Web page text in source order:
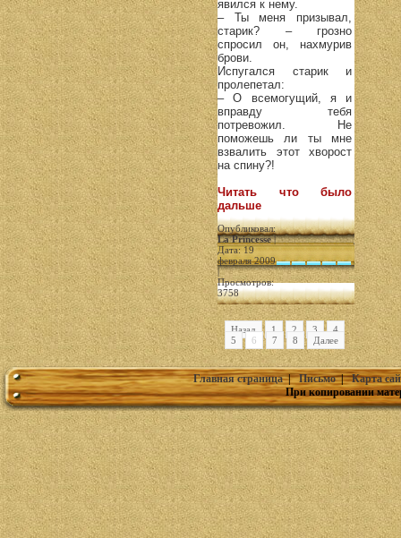
явился к нему.
– Ты меня призывал,
старик? – грозно
спросил он, нахмурив
брови.
Испугался старик и
пролепетал:
– О всемогущий, я и
вправду тебя
потревожил. Не
поможешь ли ты мне
взвалить этот хворост
на спину?!
Читать что было
дальше
Опубликовал:
La Princesse|
Дата: 19
февраля 2009
|
Просмотров:
3758
Назад 1 2 3
4
5
6 7 8 Далее
Главная страница|Письмо|Карта
При копировании